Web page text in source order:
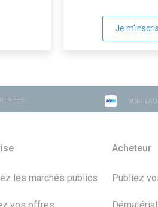
Je m'inscris
VOIR
les marchés publics
Acheteur
Publiez